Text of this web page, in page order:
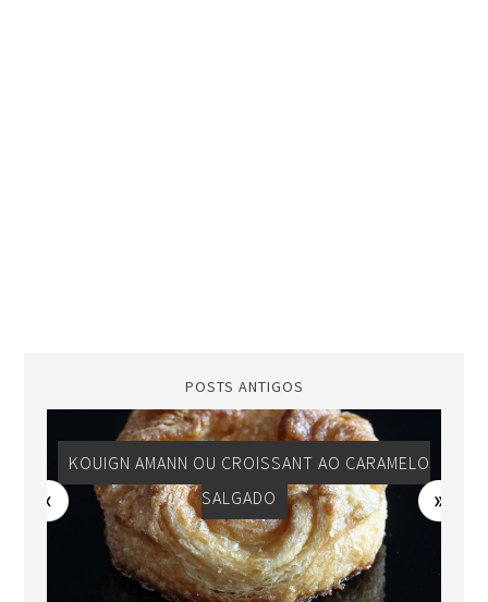
POSTS ANTIGOS
KOUIGN AMANN OU CROISSANT AO CARAMELO
SALGADO